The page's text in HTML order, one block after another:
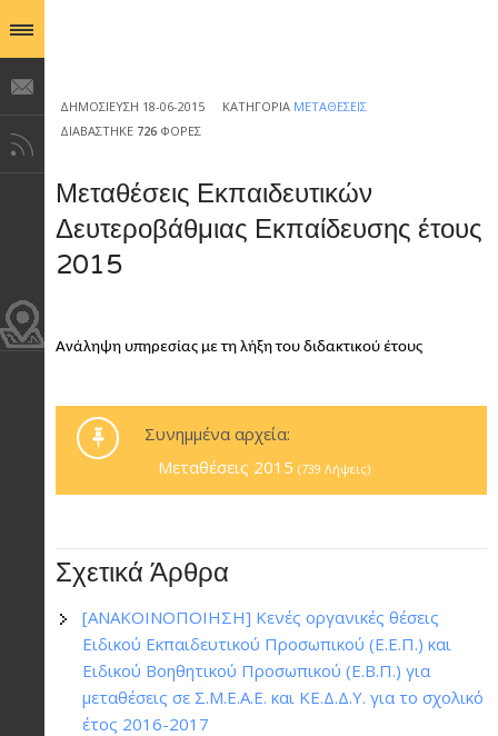
ΔΗΜΟΣΊΕΥΣΗ 18-06-2015 ΚΑΤΗΓΟΡΊΑ ΜΕΤΑΘΈΣΕΙΣ
ΔΙΑΒΆΣΤΗΚΕ 726 ΦΟΡΈΣ
Μεταθέσεις Εκπαιδευτικών
Δευτεροβάθμιας Εκπαίδευσης έτους
2015
Ανάληψη υπηρεσίας με τη λήξη του διδακτικού έτους
Συνημμένα αρχεία:
Μεταθέσεις 2015 (739 Λήψεις)
Σχετικά Άρθρα
[ΑΝΑΚΟΙΝΟΠΟΙΗΣΗ] Κενές οργανικές θέσεις
Ειδικού Εκπαιδευτικού Προσωπικού (Ε.Ε.Π.) και
Ειδικού Βοηθητικού Προσωπικού (Ε.Β.Π.) για
μεταθέσεις σε Σ.Μ.Ε.Α.Ε. και ΚΕ.Δ.Δ.Υ. για το σχολικό
έτος 2016-2017